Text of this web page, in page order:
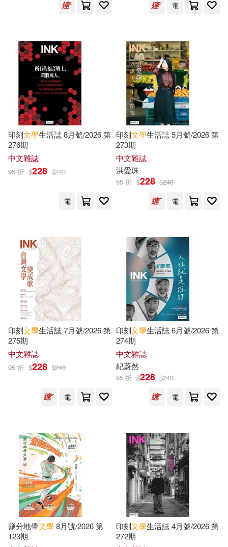
Amy(4630) Parker(4593)
Morgan(4578)
Lawrence(4549)
Twain(4504) Rebecca(4497)
Douglas(4488)
Cnyto Media(4473)
Mike(4468) Tim(4436)
Marie(4386) Walker(4376)
Jonathan(4332)
Patrick(4323) Hall(4303)
Publications(4274)
Ann(4255)
Francis(4126)
Catherine(4110) Bill(4091)
Wallace(4080) Hill(4042)
復旦大學出版社(3643)
上海人民出版社(3607)
上海譯文出版社(3546)
中國醫藥科技出版社(3520)
中國少年兒童出版社(3514)
北京師範大學出版社(3490)
Independent Pub Group(3449)
三民(3421)
譯林出版社(3390)
Berkley Pub Group(3388)
Scholastic(3353)
北京理工大學出版社(3299)
重慶出版社(3263)
Tate Pub & Enterprises Llc(3248)
電
印刻文學生活誌 8月號/2026 第
276期
中文雜誌
95 折 $228 $240
電
印刻文學生活誌 5月號/2026 第
273期
中文雜誌
洪愛珠
95 折 $228 $240
電
印刻文學生活誌 7月號/2026 第
275期
中文雜誌
95 折 $228 $240
電
印刻文學生活誌 6月號/2026 第
274期
中文雜誌
紀蔚然
95 折 $228 $240
電
鹽分地帶文學8月號/2026 第
123期
印刻文學生活誌 4月號/2026 第
272期